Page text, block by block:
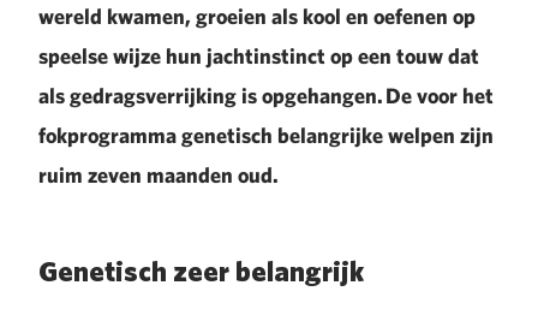
wereld kwamen, groeien als kool en oefenen op
speelse wijze hun jachtinstinct op een touw dat
als gedragsverrijking is opgehangen. De voor het
fokprogramma genetisch belangrijke welpen zijn
ruim zeven maanden oud.
Genetisch zeer belangrijk